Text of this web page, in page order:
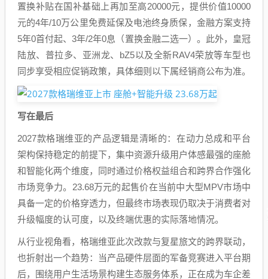
置换补贴在国补基础上再加至高20000元，提供价值10000
元的4年/10万公里免费延保及电池终身质保，金融方案支持
5年0首付起、3年/2年0息（置换金融二选一）。此外，皇冠
陆放、普拉多、亚洲龙、bZ5以及全新RAV4荣放等车型也
同步享受相应促销政策，具体细则以下属经销商公布为准。
写在最后
2027款格瑞维亚的产品逻辑是清晰的：在动力总成和平台
架构保持稳定的前提下，集中资源升级用户体感最强的座舱
和智能化两个维度，同时通过价格权益组合和跨界合作强化
市场竞争力。23.68万元的起售价在当前中大型MPV市场中
具备一定的价格穿透力，但最终市场表现仍取决于消费者对
升级幅度的认可度，以及终端优惠的实际落地情况。
从行业视角看，格瑞维亚此次改款与复星旅文的跨界联动，
也折射出一个趋势：当产品硬件层面的军备竞赛进入平台期
后，围绕用户生活场景构建生态服务体系，正在成为车企差